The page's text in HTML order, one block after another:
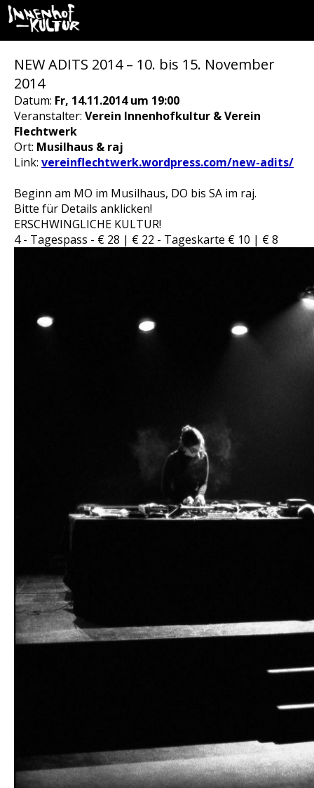
NEW ADITS 2014 – 10. bis 15. November
2014
Datum: Fr, 14.11.2014 um 19:00
Veranstalter: Verein Innenhofkultur & Verein
Flechtwerk
Ort: Musilhaus & raj
Link: vereinflechtwerk.wordpress.com/new-adits/
Beginn am MO im Musilhaus, DO bis SA im raj.
Bitte für Details anklicken!
ERSCHWINGLICHE KULTUR!
4 - Tagespass - € 28 | € 22 - Tageskarte € 10 | € 8